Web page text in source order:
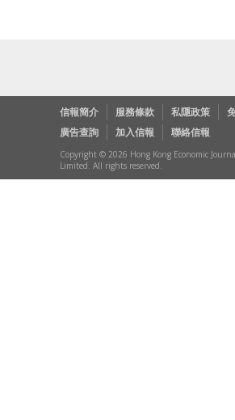
信報簡介 服務條款 私隱政策
廣告查詢
加入信報 聯絡信報
Copyright © 2026 Hong Kong Economic
Limited. All rights reserved.